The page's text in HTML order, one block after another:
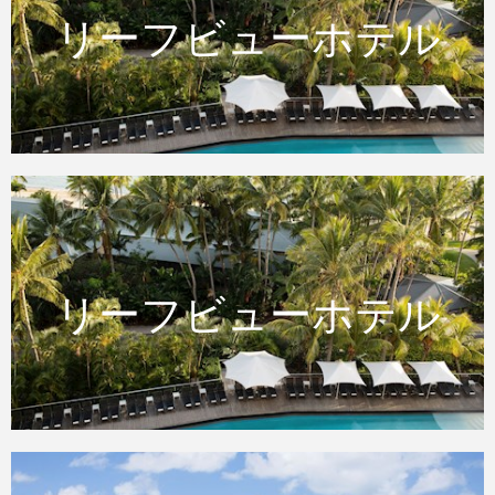
リーフビューホテル
リーフビューホテル
リーフビューホテル
リーフビューホテル